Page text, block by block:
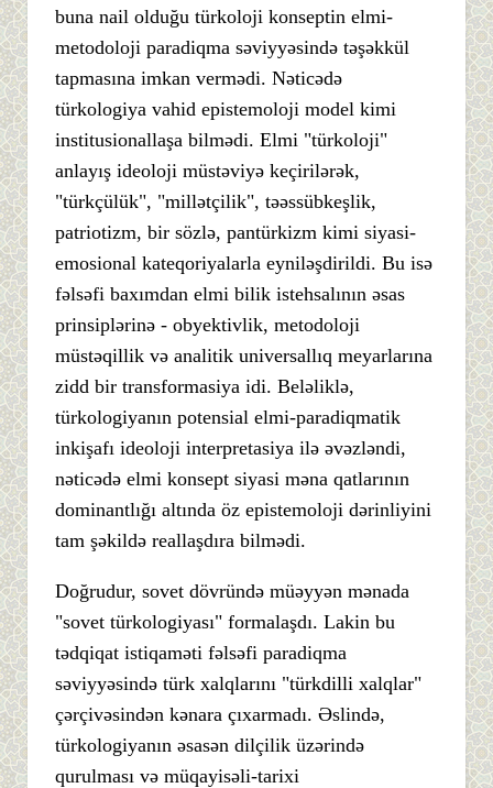
buna nail olduğu türkoloji konseptin elmi-
metodoloji paradiqma səviyyəsində təşəkkül
tapmasına imkan vermədi. Nəticədə
türkologiya vahid epistemoloji model kimi
institusionallaşa bilmədi. Elmi "türkoloji"
anlayış ideoloji müstəviyə keçirilərək,
"türkçülük", "millətçilik", təəssübkeşlik,
patriotizm, bir sözlə, pantürkizm kimi siyasi-
emosional kateqoriyalarla eyniləşdirildi. Bu isə
fəlsəfi baxımdan elmi bilik istehsalının əsas
prinsiplərinə - obyektivlik, metodoloji
müstəqillik və analitik universallıq meyarlarına
zidd bir transformasiya idi. Beləliklə,
türkologiyanın potensial elmi-paradiqmatik
inkişafı ideoloji interpretasiya ilə əvəzləndi,
nəticədə elmi konsept siyasi məna qatlarının
dominantlığı altında öz epistemoloji dərinliyini
tam şəkildə reallaşdıra bilmədi.
Doğrudur, sovet dövründə müəyyən mənada
"sovet türkologiyası" formalaşdı. Lakin bu
tədqiqat istiqaməti fəlsəfi paradiqma
səviyyəsində türk xalqlarını "türkdilli xalqlar"
çərçivəsindən kənara çıxarmadı. Əslində,
türkologiyanın əsasən dilçilik üzərində
qurulması və müqayisəli-tarixi